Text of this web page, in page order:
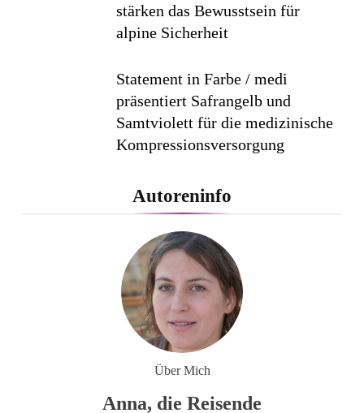
stärken das Bewusstsein für
alpine Sicherheit
Statement in Farbe / medi
präsentiert Safrangelb und
Samtviolett für die medizinische
Kompressionsversorgung
PEPE JEANS LONDON AW26
Flachste mechanische
Weltzeituhr gewinnt Red Dot:
Best of the Best 2026 / NOMOS
Glashütte erzielt 94 von 100
Punkten.
Autoreninfo
Über Mich
Anna, die Reisende